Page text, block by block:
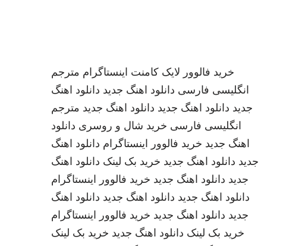
خرید فالوور لایک کامنت اینستاگرام مترجم
انگلیسی فارسی دانلود اهنگ جدید دانلود اهنگ
جدید دانلود اهنگ جدید دانلود اهنگ جدید مترجم
انگلیسی فارسی خرید شال و روسری دانلود
اهنگ جدید خرید فالوور اینستاگرام دانلود اهنگ
جدید دانلود اهنگ جدید خرید بک لینک دانلود اهنگ
جدید دانلود اهنگ جدید خرید فالوور اینستاگرام
دانلود اهنگ جدید دانلود اهنگ جدید دانلود اهنگ
جدید دانلود اهنگ جدید خرید فالوور اینستاگرام
خرید بک لینک دانلود اهنگ جدید خرید بک لینک